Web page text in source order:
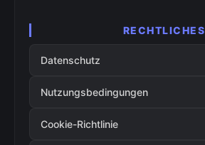
RECHTLICHES
Datenschutz
Nutzungsbedingungen
Cookie-Richtlinie